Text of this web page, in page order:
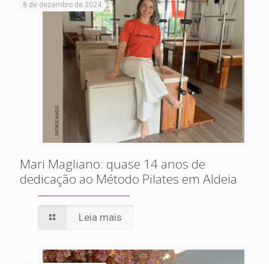
8 de dezembro de 2024
Mari Magliano: quase 14 anos de
dedicação ao Método Pilates em Aldeia
Leia mais